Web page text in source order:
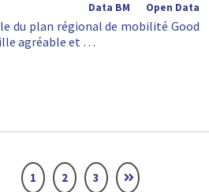
Open Data
Data BM
du plan régional de mobilité Good
agréable et …
1 2 3